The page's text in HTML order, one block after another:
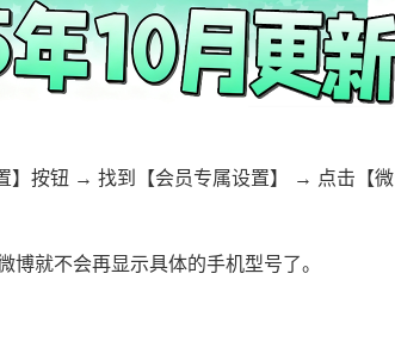
】按钮 → 找到【会员专属设置】 → 点击【微
博就不会再显示具体的手机型号了。